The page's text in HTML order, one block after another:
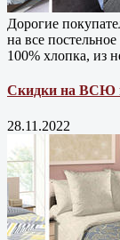
Дорогие
на все
100% хлопка, из
Скидки на ВСЮ
28.11.2022